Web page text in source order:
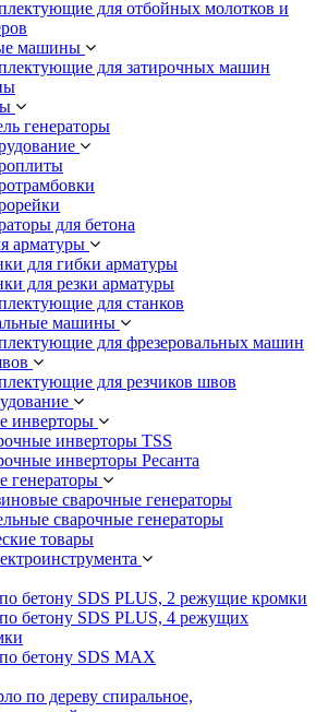
для отбойных молотков и
машины
для затирочных машин
генераторы
для бетона
арматуры
для гибки арматуры
для резки арматуры
для станков
машины
для фрезеровальных машин
для резчиков швов
инверторы
инверторы TSS
инверторы Ресанта
генераторы
сварочные генераторы
сварочные генераторы
товары
бетону SDS PLUS, 2 режущие кромки
бетону SDS PLUS, 4 режущих
бетону SDS MAX
по дереву спиральное,